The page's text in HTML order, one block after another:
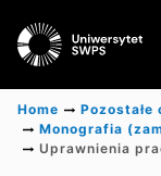
Communities &
Home